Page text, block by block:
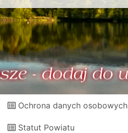
Ochrona danych osobowych
Statut Powiatu